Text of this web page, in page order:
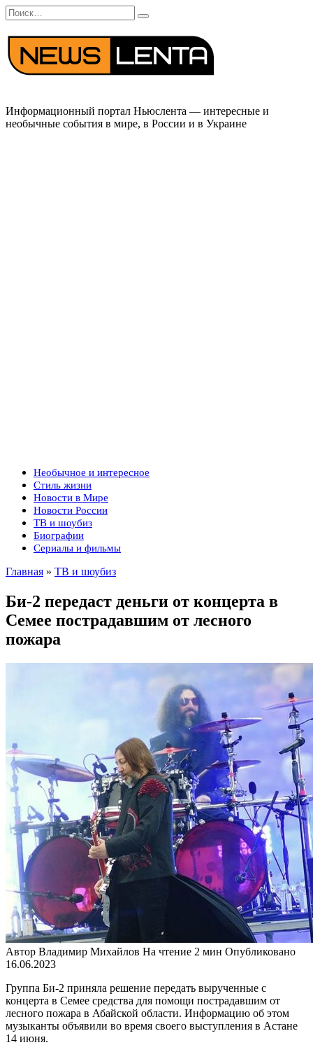
Перейти
к
содержанию
Search
for:
Информационный портал Ньюслента — интересные и
необычные события в мире, в России и в Украине
Необычное и интересное
Стиль жизни
Новости в Мире
Новости России
ТВ и шоубиз
Биографии
Сериалы и фильмы
Главная » ТВ и шоубиз
Би-2 передаст деньги от концерта в
Семее пострадавшим от лесного
пожара
Автор Владимир Михайлов На чтение 2 мин Опубликовано
16.06.2023
Группа Би-2 приняла решение передать вырученные с
концерта в Семее средства для помощи пострадавшим от
лесного пожара в Абайской области. Информацию об этом
музыканты объявили во время своего выступления в Астане
14 июня.